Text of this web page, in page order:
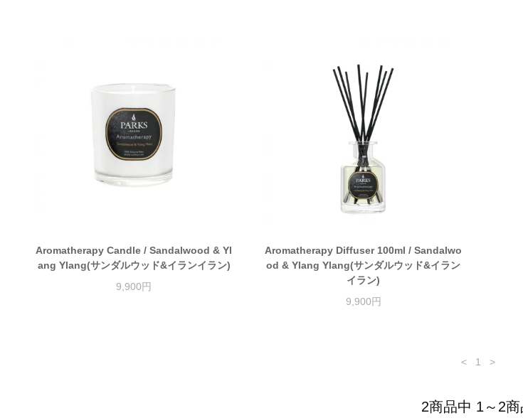
Aromatherapy Candle / Sandalwood & Yl
ang Ylang(サンダルウッド&イランイラン)
9,900円
Aromatherapy Diffuser 100ml / Sandalwo
od & Ylang Ylang(サンダルウッド&イラン
イラン)
9,900円
< 1 >
2商品中 1～2商